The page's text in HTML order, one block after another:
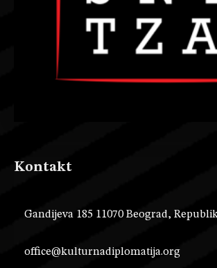
Kontakt
Gandijeva 185 11070 Beograd,
office@kulturnadiplomatija.org